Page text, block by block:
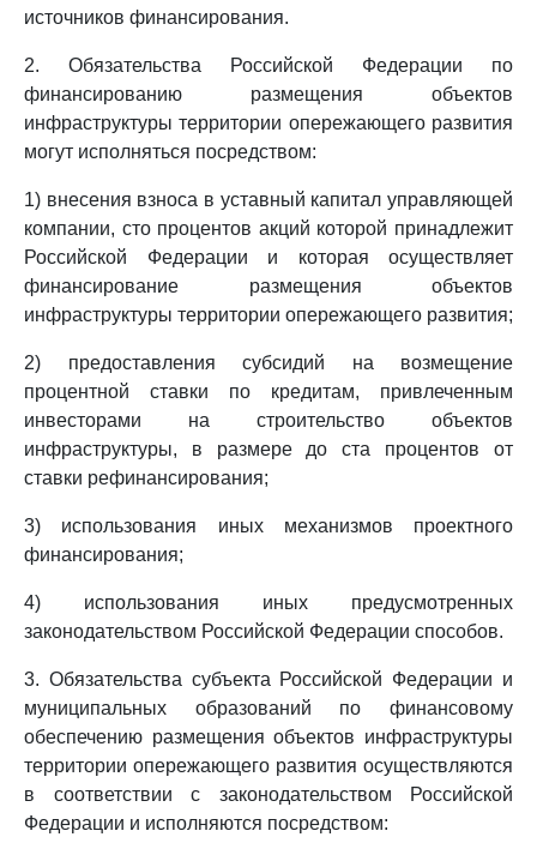
источников финансирования.
2. Обязательства Российской Федерации по
финансированию размещения объектов
инфраструктуры территории опережающего развития
могут исполняться посредством:
1) внесения взноса в уставный капитал управляющей
компании, сто процентов акций которой принадлежит
Российской Федерации и которая осуществляет
финансирование размещения объектов
инфраструктуры территории опережающего развития;
2) предоставления субсидий на возмещение
процентной ставки по кредитам, привлеченным
инвесторами на строительство объектов
инфраструктуры, в размере до ста процентов от
ставки рефинансирования;
3) использования иных механизмов проектного
финансирования;
4) использования иных предусмотренных
законодательством Российской Федерации способов.
3. Обязательства субъекта Российской Федерации и
муниципальных образований по финансовому
обеспечению размещения объектов инфраструктуры
территории опережающего развития осуществляются
в соответствии с законодательством Российской
Федерации и исполняются посредством: